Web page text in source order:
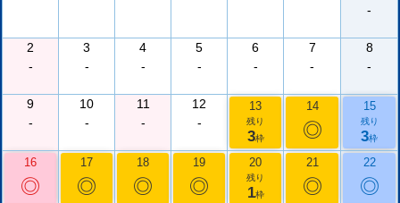
-
2
-
3
-
4
-
5
-
6
-
7
-
8
-
9
-
10
-
11
-
12
-
13
残り
3枠
14
◎
15
残り
3枠
16
◎
17
◎
18
◎
19
◎
20
残り
1枠
21
◎
22
◎